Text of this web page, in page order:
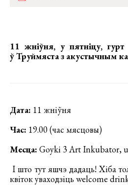
11 жніўня, у пятніцу,
ў Труймяста з акустычным
Дата: 11 жніўня
Час: 19.00 (час мясцовы)
Месца: Goyki 3 Art Inkubator,
І што тут яшчэ дадаць! Хіба
квіток уваходзіць welcome